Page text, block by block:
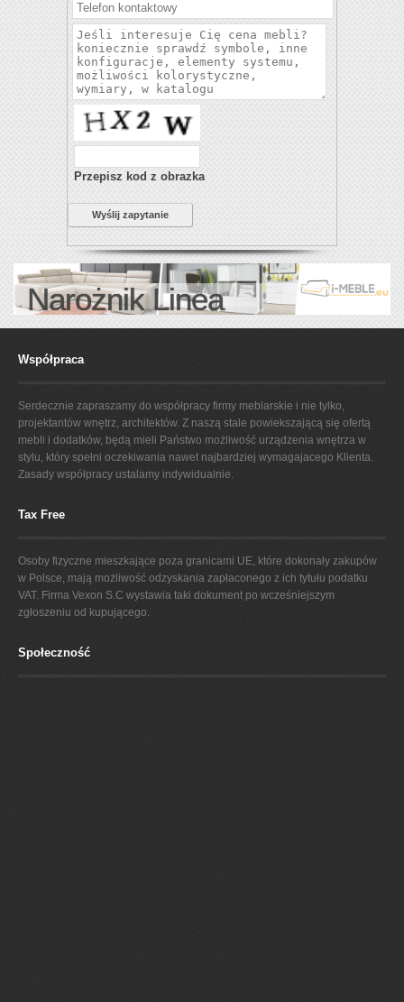
Przepisz kod z obrazka
Wyślij zapytanie
Narożnik Linea
Współpraca
Serdecznie zapraszamy do współpracy firmy meblarskie i nie tylko,
projektantów wnętrz, architektów. Z naszą stale powiekszającą się ofertą
mebli i dodatków, będą mieli Państwo możliwość urządzenia wnętrza w
stylu, który spełni oczekiwania nawet najbardziej wymagajacego Klienta.
Zasady współpracy ustalamy indywidualnie.
Tax Free
Osoby fizyczne mieszkające poza granicami UE, które dokonały zakupów
w Polsce, mają możliwość odzyskania zapłaconego z ich tytułu podatku
VAT. Firma Vexon S.C wystawia taki dokument po wcześniejszym
zgłoszeniu od kupującego.
Społeczność